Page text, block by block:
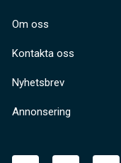
Om oss
Kontakta oss
Nyhetsbrev
Annonsering